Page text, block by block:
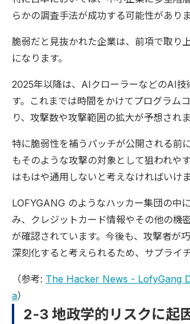
らかの調査手法が成功する可能性がありま
脆弱だと見抜かれた企業は、前項で取り
になります。
2025年以降は、AIクローラーなどのAI
す。これまでは時間をかけてプログラム
り、攻撃数や攻撃範囲の拡大が予想されま
特に脆弱性を補うパッチが公開される前
もそのような攻撃の対象として狙われや
はもはや通用しないと考えなければいけま
LOFYGANG のようなハッカー集団の中
み、クレジットカード情報やその他の機
が確認されています。今後も、攻撃者が
深刻化すると考えられるため、サプライ
（参考: The Hacker News - LofyGang
a）
2-3 地政学的リスクに起